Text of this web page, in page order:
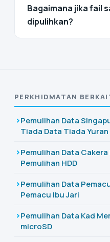
Bagaimana jika fail
dipulihkan?
PERKHIDMATAN
Pemulihan Data
Tiada Data Tiada Yuran
Pemulihan Data
Pemulihan HDD
Pemulihan Data
Pemacu Ibu Jari
Pemulihan Data Kad
microSD